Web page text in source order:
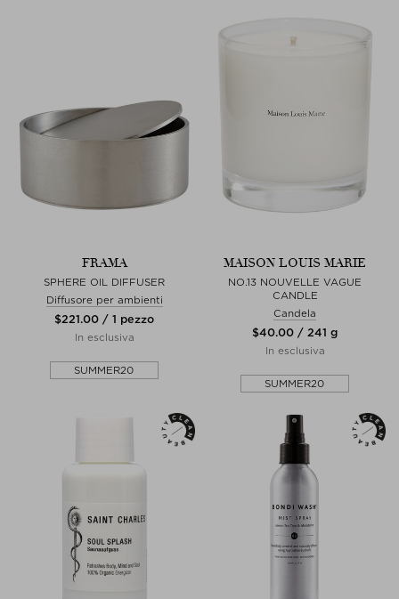
FRAMA
SPHERE OIL DIFFUSER
Diffusore per ambienti
$‌221.00 / 1 pezzo
In esclusiva
SUMMER20
MAISON LOUIS MARIE
NO.13 NOUVELLE VAGUE
CANDLE
Candela
$‌40.00 / 241 g
In esclusiva
SUMMER20